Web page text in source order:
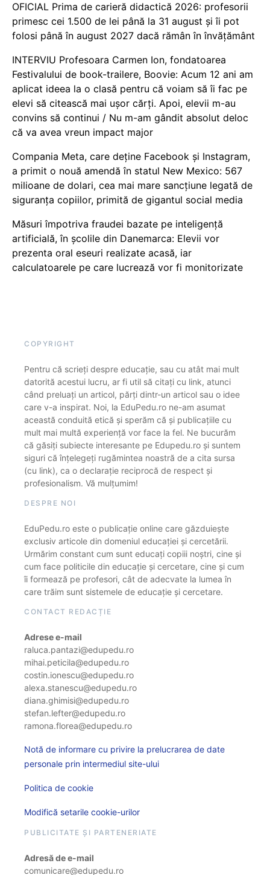
OFICIAL Prima de carieră didactică 2026: profesorii
primesc cei 1.500 de lei până la 31 august și îi pot
folosi până în august 2027 dacă rămân în învățământ
INTERVIU Profesoara Carmen Ion, fondatoarea
Festivalului de book-trailere, Boovie: Acum 12 ani am
aplicat ideea la o clasă pentru că voiam să îi fac pe
elevi să citească mai ușor cărți. Apoi, elevii m-au
convins să continui / Nu m-am gândit absolut deloc
că va avea vreun impact major
Compania Meta, care deține Facebook și Instagram,
a primit o nouă amendă în statul New Mexico: 567
milioane de dolari, cea mai mare sancțiune legată de
siguranța copiilor, primită de gigantul social media
Măsuri împotriva fraudei bazate pe inteligență
artificială, în școlile din Danemarca: Elevii vor
prezenta oral eseuri realizate acasă, iar
calculatoarele pe care lucrează vor fi monitorizate
COPYRIGHT
Pentru că scrieți despre educație, sau cu atât mai mult
datorită acestui lucru, ar fi util să citați cu link, atunci
când preluați un articol, părți dintr-un articol sau o idee
care v-a inspirat. Noi, la EduPedu.ro ne-am asumat
această conduită etică și sperăm că și publicațiile cu
mult mai multă experiență vor face la fel. Ne bucurăm
că găsiți subiecte interesante pe Edupedu.ro și suntem
siguri că înțelegeți rugămintea noastră de a cita sursa
(cu link), ca o declarație reciprocă de respect și
profesionalism. Vă mulțumim!
DESPRE NOI
EduPedu.ro este o publicație online care găzduiește
exclusiv articole din domeniul educației și cercetării.
Urmărim constant cum sunt educați copiii noștri, cine și
cum face politicile din educație și cercetare, cine și cum
îi formează pe profesori, cât de adecvate la lumea în
care trăim sunt sistemele de educație și cercetare.
CONTACT REDACȚIE
Adrese e-mail
raluca.pantazi@edupedu.ro
mihai.peticila@edupedu.ro
costin.ionescu@edupedu.ro
alexa.stanescu@edupedu.ro
diana.ghimisi@edupedu.ro
stefan.lefter@edupedu.ro
ramona.florea@edupedu.ro
Notă de informare cu privire la prelucrarea de date
personale prin intermediul site-ului
Politica de cookie
Modifică setarile cookie-urilor
PUBLICITATE ȘI PARTENERIATE
Adresă de e-mail
comunicare@edupedu.ro